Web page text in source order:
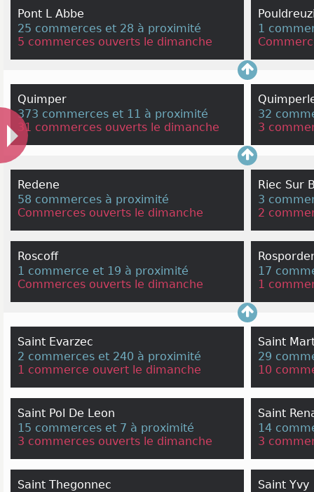
Pont L Abbe
25 commerces et 28 à proximité
5 commerces ouverts le dimanche
1
Quimper
373 commerces et 11 à proximité
31 commerces ouverts le dimanche
32
3
Redene
58 commerces à proximité
Commerces ouverts le dimanche
Riec Sur
3
2
Roscoff
1 commerce et 19 à proximité
Commerces ouverts le dimanche
17
1
Saint Evarzec
2 commerces et 240 à proximité
1 commerce ouvert le dimanche
Saint
29
10
Saint Pol De Leon
15 commerces et 7 à proximité
3 commerces ouverts le dimanche
Saint
14
3
Saint Thegonnec
Saint Yvy